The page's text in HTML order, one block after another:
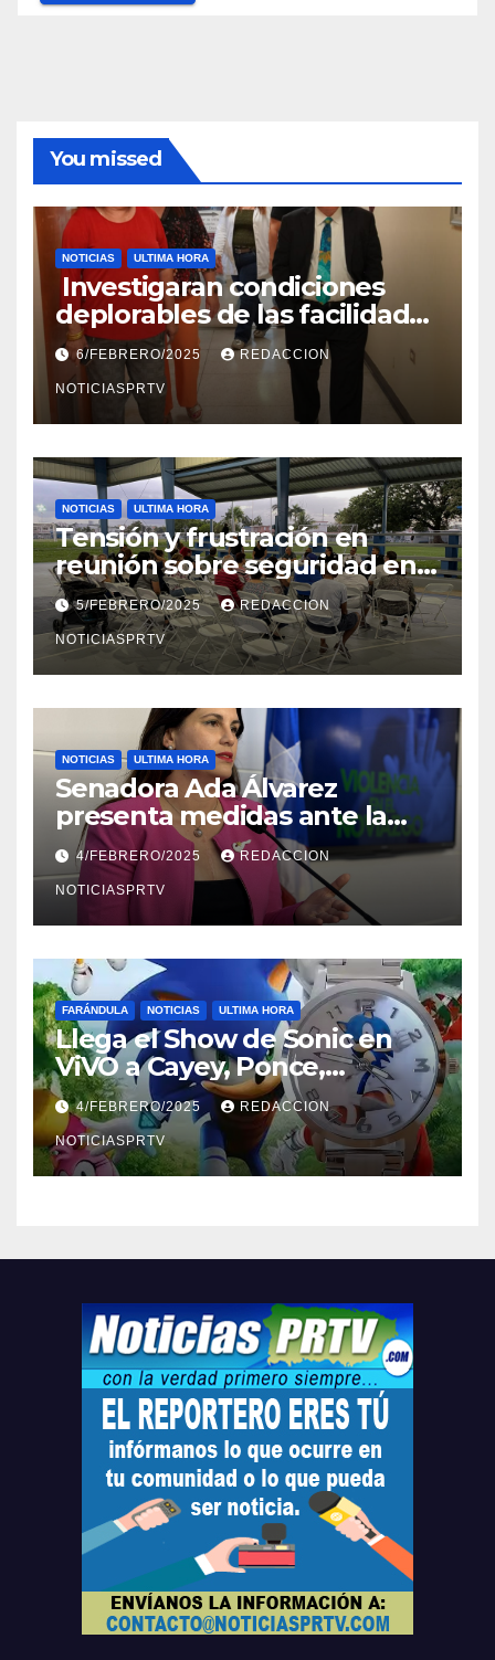
You missed
NOTICIAS ULTIMA HORA
Investigaran condiciones
deplorables de las facilidades
el Departamento de la Salud
en Mayagüez
6/FEBRERO/2025 REDACCION
NOTICIASPRTV
NOTICIAS ULTIMA HORA
Tensión y frustración en
reunión sobre seguridad en
Reparto Metropolitano
5/FEBRERO/2025 REDACCION
NOTICIASPRTV
NOTICIAS ULTIMA HORA
Senadora Ada Álvarez
presenta medidas ante la
violencia en el noviazgo
4/FEBRERO/2025 REDACCION
NOTICIASPRTV
FARÁNDULA NOTICIAS ULTIMA HORA
Llega el Show de Sonic en
ViVO a Cayey, Ponce,
Barceloneta y Humacao,
Relojes gratis para el que
compre ahora….
4/FEBRERO/2025 REDACCION
NOTICIASPRTV